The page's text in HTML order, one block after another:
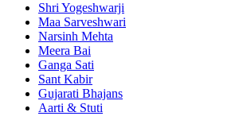
Shri Yogeshwarji
Maa Sarveshwari
Narsinh Mehta
Meera Bai
Ganga Sati
Sant Kabir
Gujarati Bhajans
Aarti & Stuti